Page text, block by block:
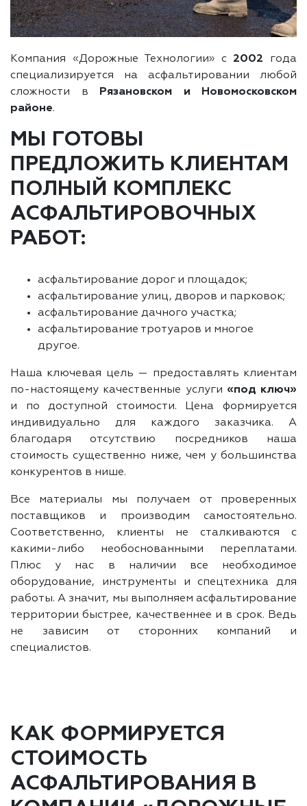
Компания «Дорожные Технологии» с 2002 года
специализируется на асфальтировании любой
сложности в
Рязановском и Новомосковском
районе.
МЫ ГОТОВЫ
ПРЕДЛОЖИТЬ КЛИЕНТАМ
ПОЛНЫЙ КОМПЛЕКС
АСФАЛЬТИРОВОЧНЫХ
РАБОТ:
асфальтирование дорог и площадок;
асфальтирование улиц, дворов и парковок;
асфальтирование дачного участка;
асфальтирование тротуаров и многое
другое.
Наша ключевая цель — предоставлять клиентам
по-настоящему качественные услуги «под ключ»
и по доступной стоимости. Цена формируется
индивидуально для каждого заказчика. А
благодаря отсутствию посредников наша
стоимость существенно ниже, чем у большинства
конкурентов в нише.
Все материалы мы получаем от проверенных
поставщиков и производим самостоятельно.
Соответственно, клиенты не сталкиваются с
какими-либо необоснованными переплатами.
Плюс у нас в наличии все необходимое
оборудование, инструменты и спецтехника для
работы. А значит, мы выполняем асфальтирование
территории быстрее, качественнее и в срок. Ведь
не зависим от сторонних компаний и
специалистов.
КАК ФОРМИРУЕТСЯ
СТОИМОСТЬ
АСФАЛЬТИРОВАНИЯ В